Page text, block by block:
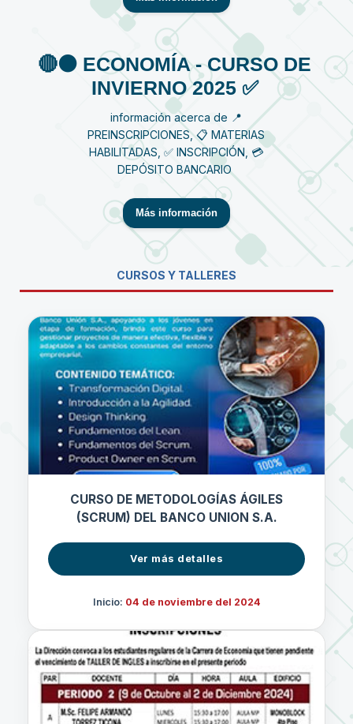
🔴⚫️ ECONOMÍA - CURSO DE
INVIERNO 2025 ✅
información acerca de 📍
PREINSCRIPCIONES, 📋 MATERIAS
HABILITADAS, ✅ INSCRIPCIÓN, 💳
DEPÓSITO BANCARIO
Más información
CURSOS Y TALLERES
CURSO DE METODOLOGÍAS ÁGILES
(SCRUM) DEL BANCO UNION S.A.
Ver más detalles
Inicio: 04 de noviembre del 2024